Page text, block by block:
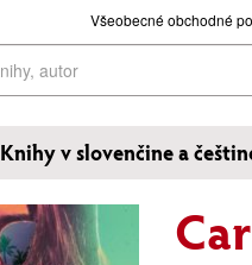
Všeobecné obchodné
Knihy v slovenčine a